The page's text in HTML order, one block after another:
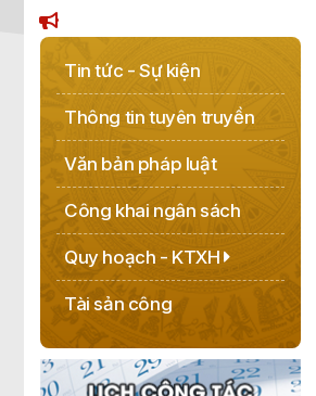
Tin tức - Sự kiện
Thông tin tuyên truyền
Văn bản pháp luật
Công khai ngân sách
Quy hoạch - KTXH
Tài sản công